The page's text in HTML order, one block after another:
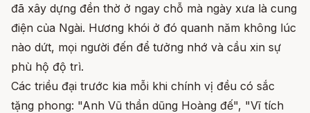
đã xây dựng đền thờ ở ngay chỗ mà ngày xưa là cung
điện của Ngài. Hương khói ở đó quanh năm không lúc
nào dứt, mọi người đến để tưởng nhớ và cầu xin sự
phù hộ độ trì.
Các triều đại trước kia mỗi khi chính vị đều có sắc
tặng phong: "Anh Vũ thần dũng Hoàng đế", "Vĩ tích